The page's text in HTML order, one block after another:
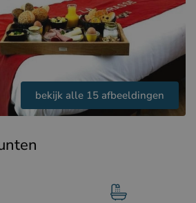
bekijk alle 15 afbeeldingen